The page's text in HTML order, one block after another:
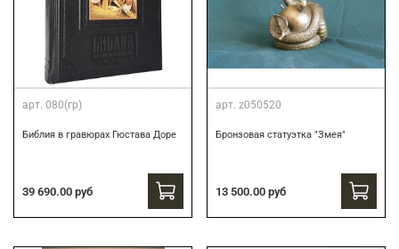
арт. 080(гр)
Библия в гравюрах Гюстава Доре
39 690.00 руб
арт. z050520
Бронзовая статуэтка "Змея"
13 500.00 руб